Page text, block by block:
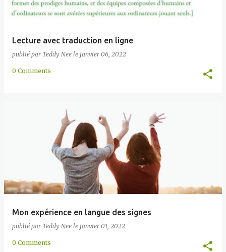
Lecture avec traduction en ligne
publié par Teddy Nee le janvier 06, 2022
0 Comments
Mon expérience en langue des signes
publié par Teddy Nee le janvier 01, 2022
0 Comments